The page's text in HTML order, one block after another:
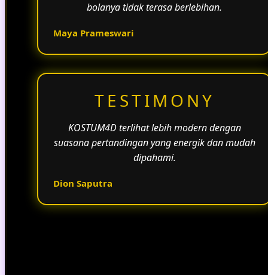
bolanya tidak terasa berlebihan.
Maya Prameswari
TESTIMONY
KOSTUM4D terlihat lebih modern dengan
suasana pertandingan yang energik dan mudah
dipahami.
Dion Saputra